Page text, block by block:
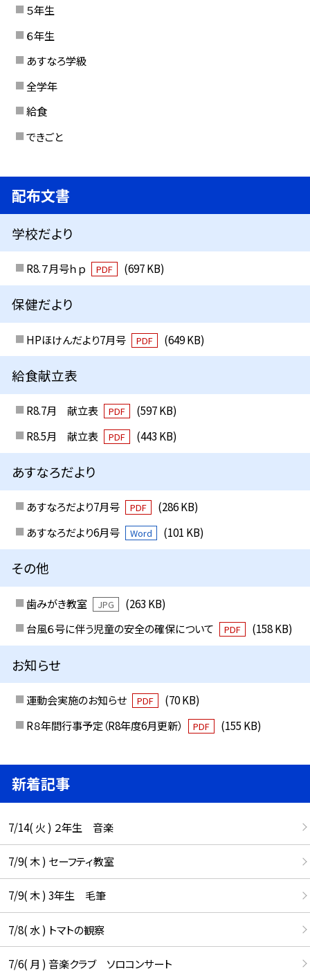
５年生
６年生
あすなろ学級
全学年
給食
できごと
配布文書
学校だより
R8.７月号ｈｐ PDF (697 KB)
保健だより
HPほけんだより7月号 PDF (649 KB)
給食献立表
R8.7月 献立表 PDF
(597 KB)
R8.5月 献立表
PDF (443 KB)
あすなろだより
あすなろだより7月号 PDF
(286 KB)
あすなろだより6月号
Word (101 KB)
その他
歯みがき教室 JPG
(263 KB)
台風６号に伴う児童の安全の確保について
PDF (158 KB)
お知らせ
運動会実施のお知らせ PDF
(70 KB)
R８年間行事予定（R8年度6月更新）
PDF (155 KB)
新着記事
7/14( 火 ) ２年生 音楽
7/9( 木 ) セーフティ教室
7/9( 木 ) 3年生 毛筆
7/8( 水 ) トマトの観察
7/6( 月 ) 音楽クラブ ソロコンサート